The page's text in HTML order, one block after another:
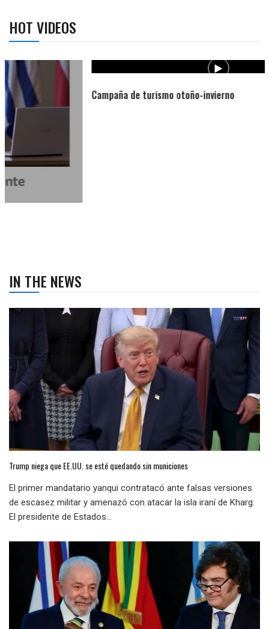
HOT VIDEOS
Campaña de turismo otoño-invierno
IN THE NEWS
Trump niega que EE.UU. se esté quedando sin municiones
El primer mandatario yanqui contratacó ante falsas versiones
de escasez militar y amenazó con atacar la isla iraní de Kharg:
El presidente de Estados...